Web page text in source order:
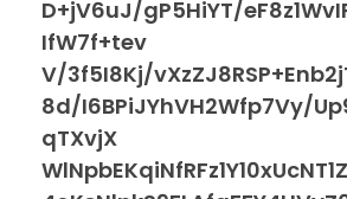
D+jV6uJ/gP5HiYT/
IfW7f+tev
V/3f5I8Kj/
8d/I6BPiJYhVH2Wfp7Vy/
qTXvjX